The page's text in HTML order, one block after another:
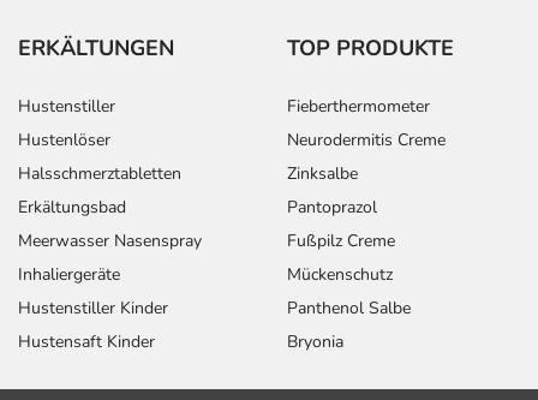
ERKÄLTUNGEN
Hustenstiller
Hustenlöser
Halsschmerztabletten
Erkältungsbad
Meerwasser Nasenspray
Inhaliergeräte
Hustenstiller Kinder
Hustensaft Kinder
TOP PRODUKTE
Fieberthermometer
Neurodermitis Creme
Zinksalbe
Pantoprazol
Fußpilz Creme
Mückenschutz
Panthenol Salbe
Bryonia